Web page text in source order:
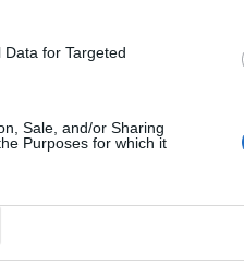
for Targeted
Sale, and/or Sharing
Purposes for which it
την
υποδοχής, η
των
και της
και ανταλλαγή